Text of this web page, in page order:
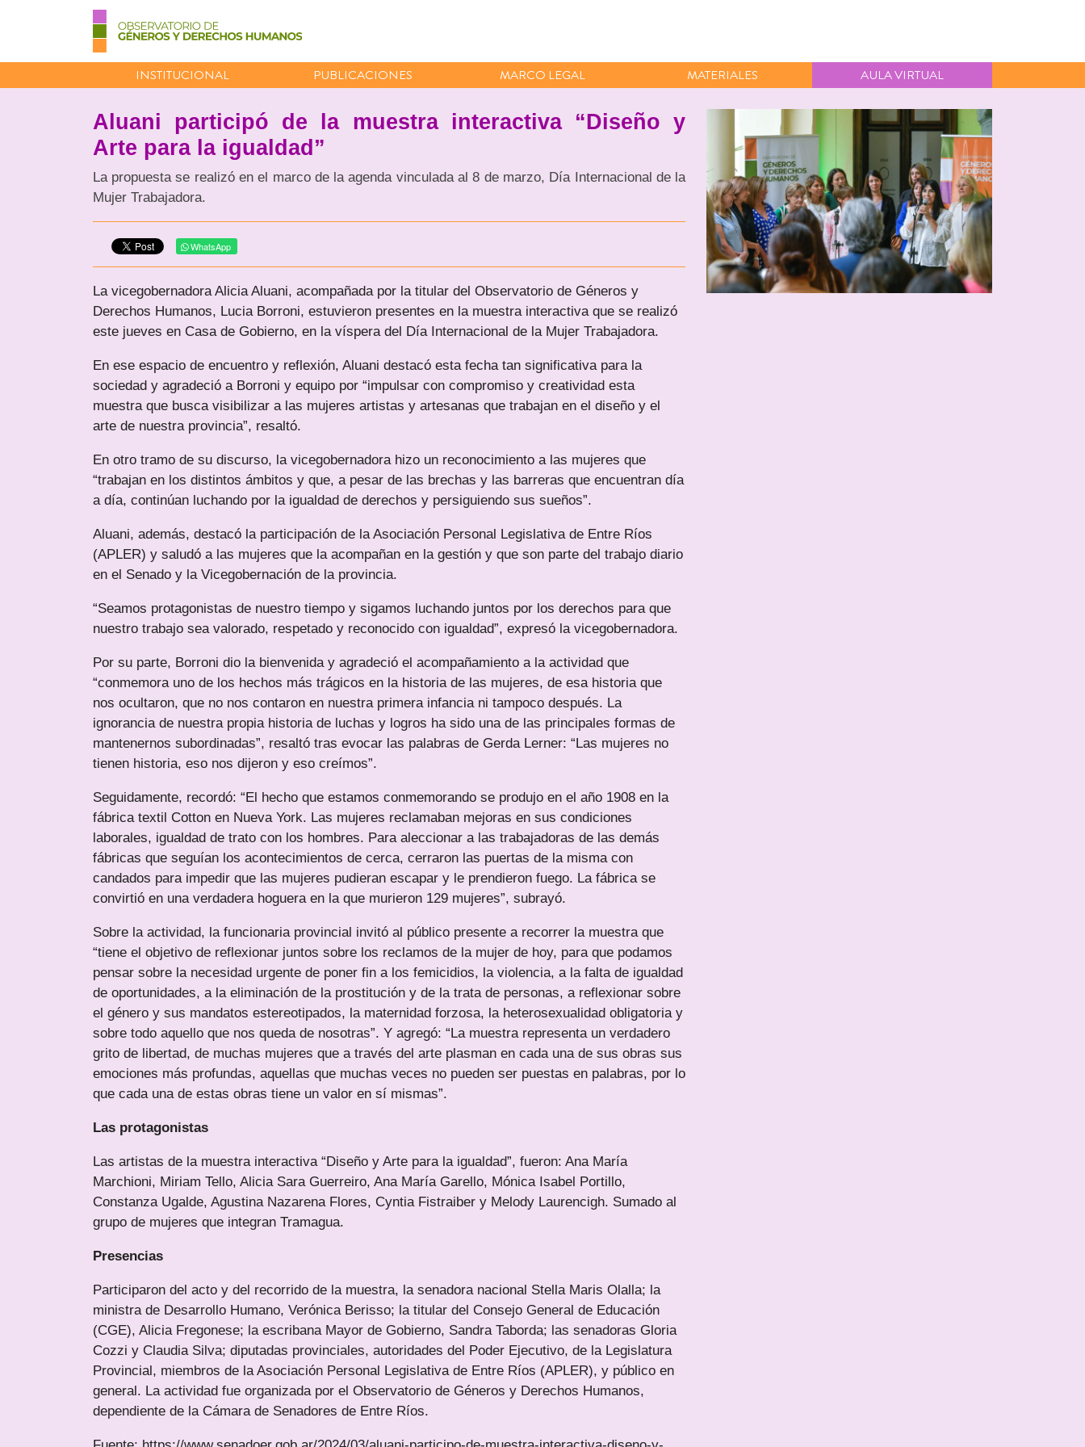
INSTITUCIONAL PUBLICACIONES MARCO LEGAL MATERIALES AULA VIRTUAL
Aluani participó de la muestra interactiva “Diseño y
Arte para la igualdad”
La propuesta se realizó en el marco de la agenda vinculada al 8 de marzo, Día Internacional de la
Mujer Trabajadora.
WhatsApp
La vicegobernadora Alicia Aluani, acompañada por la titular del Observatorio de Géneros y
Derechos Humanos, Lucia Borroni, estuvieron presentes en la muestra interactiva que se realizó
este jueves en Casa de Gobierno, en la víspera del Día Internacional de la Mujer Trabajadora.
En ese espacio de encuentro y reflexión, Aluani destacó esta fecha tan significativa para la
sociedad y agradeció a Borroni y equipo por “impulsar con compromiso y creatividad esta
muestra que busca visibilizar a las mujeres artistas y artesanas que trabajan en el diseño y el
arte de nuestra provincia”, resaltó.
En otro tramo de su discurso, la vicegobernadora hizo un reconocimiento a las mujeres que
“trabajan en los distintos ámbitos y que, a pesar de las brechas y las barreras que encuentran día
a día, continúan luchando por la igualdad de derechos y persiguiendo sus sueños”.
Aluani, además, destacó la participación de la Asociación Personal Legislativa de Entre Ríos
(APLER) y saludó a las mujeres que la acompañan en la gestión y que son parte del trabajo diario
en el Senado y la Vicegobernación de la provincia.
“Seamos protagonistas de nuestro tiempo y sigamos luchando juntos por los derechos para que
nuestro trabajo sea valorado, respetado y reconocido con igualdad”, expresó la vicegobernadora.
Por su parte, Borroni dio la bienvenida y agradeció el acompañamiento a la actividad que
“conmemora uno de los hechos más trágicos en la historia de las mujeres, de esa historia que
nos ocultaron, que no nos contaron en nuestra primera infancia ni tampoco después. La
ignorancia de nuestra propia historia de luchas y logros ha sido una de las principales formas de
mantenernos subordinadas”, resaltó tras evocar las palabras de Gerda Lerner: “Las mujeres no
tienen historia, eso nos dijeron y eso creímos”.
Seguidamente, recordó: “El hecho que estamos conmemorando se produjo en el año 1908 en la
fábrica textil Cotton en Nueva York. Las mujeres reclamaban mejoras en sus condiciones
laborales, igualdad de trato con los hombres. Para aleccionar a las trabajadoras de las demás
fábricas que seguían los acontecimientos de cerca, cerraron las puertas de la misma con
candados para impedir que las mujeres pudieran escapar y le prendieron fuego. La fábrica se
convirtió en una verdadera hoguera en la que murieron 129 mujeres”, subrayó.
Sobre la actividad, la funcionaria provincial invitó al público presente a recorrer la muestra que
“tiene el objetivo de reflexionar juntos sobre los reclamos de la mujer de hoy, para que podamos
pensar sobre la necesidad urgente de poner fin a los femicidios, la violencia, a la falta de igualdad
de oportunidades, a la eliminación de la prostitución y de la trata de personas, a reflexionar sobre
el género y sus mandatos estereotipados, la maternidad forzosa, la heterosexualidad obligatoria y
sobre todo aquello que nos queda de nosotras”. Y agregó: “La muestra representa un verdadero
grito de libertad, de muchas mujeres que a través del arte plasman en cada una de sus obras sus
emociones más profundas, aquellas que muchas veces no pueden ser puestas en palabras, por lo
que cada una de estas obras tiene un valor en sí mismas”.
Las protagonistas
Las artistas de la muestra interactiva “Diseño y Arte para la igualdad”, fueron: Ana María
Marchioni, Miriam Tello, Alicia Sara Guerreiro, Ana María Garello, Mónica Isabel Portillo,
Constanza Ugalde, Agustina Nazarena Flores, Cyntia Fistraiber y Melody Laurencigh. Sumado al
grupo de mujeres que integran Tramagua.
Presencias
Participaron del acto y del recorrido de la muestra, la senadora nacional Stella Maris Olalla; la
ministra de Desarrollo Humano, Verónica Berisso; la titular del Consejo General de Educación
(CGE), Alicia Fregonese; la escribana Mayor de Gobierno, Sandra Taborda; las senadoras Gloria
Cozzi y Claudia Silva; diputadas provinciales, autoridades del Poder Ejecutivo, de la Legislatura
Provincial, miembros de la Asociación Personal Legislativa de Entre Ríos (APLER), y público en
general. La actividad fue organizada por el Observatorio de Géneros y Derechos Humanos,
dependiente de la Cámara de Senadores de Entre Ríos.